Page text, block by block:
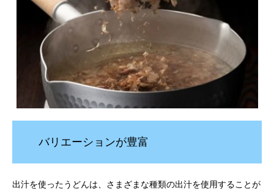
バリエーションが豊富
出汁を使ったうどんは、さまざまな種類の出汁を使用することが